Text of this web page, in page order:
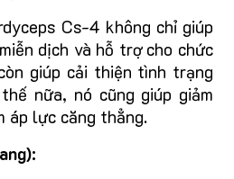
Cs-4 không chỉ giúp
dịch và hỗ trợ cho chức
giúp cải thiện tình trạng
nữa, nó cũng giúp giảm
áp lực căng thẳng.